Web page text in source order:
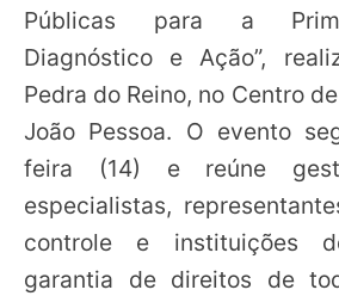
Públicas para a
Diagnóstico e Ação”,
Pedra do Reino, no Centro
João Pessoa. O evento
feira (14) e reúne
especialistas,
controle e instituições
garantia de direitos de